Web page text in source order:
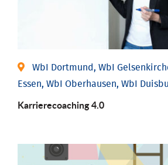
WbI Dortmund, WbI
Essen, WbI Oberhausen, WbI
Karriere­coaching 4.0